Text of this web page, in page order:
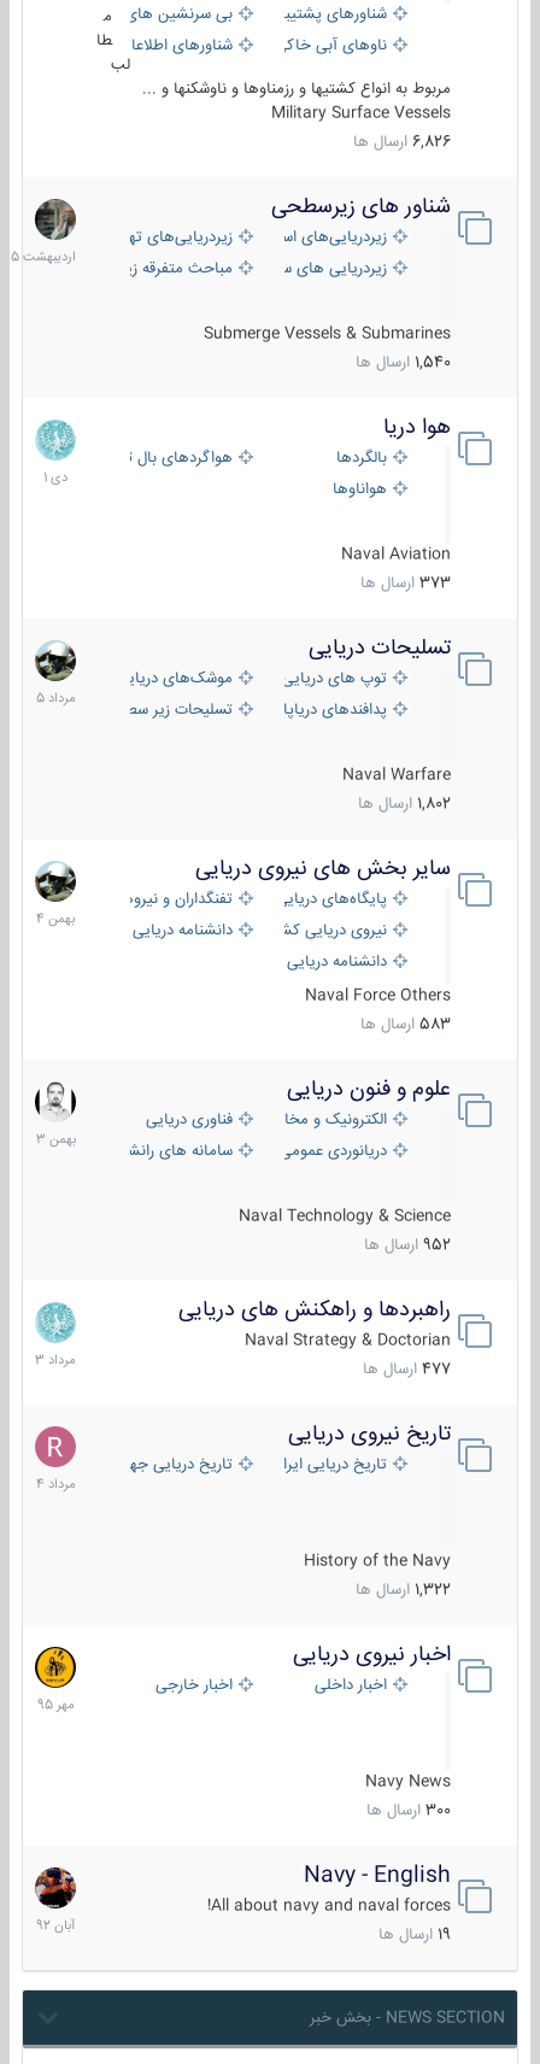
شناورهای پشتیبانی
بی سرنشین های دریایی
ناوهای آبی خاکی و نیروبرشناورهای اطلاعاتی و جاسوسی
طا
لب
مربوط به انواع کشتیها و رزمناوها و ناوشکنها و ...
Military Surface Vessels
6,826 ارسال ها
شناور های زیرسطحی
زیردریایی‌های استراتژیکزیردریایی‌های تهاجمی
زیردریایی های سبک
مباحث متفرقه زیرسطحی
Submerge Vessels & Submarines
1,540 ارسال ها
31
1405
هوا دریا
بالگردها
هواگردهای بال ثابت
هواناوها
Naval Aviation
373 ارسال ها
12
دی
1401
تسلیحات دریایی
توپ های دریایی
موشک‌های دریایی
پدافندهای دریاپایه
تسلیحات زیر سطحی
Naval Warfare
1,802 ارسال ها
2
مرداد
1405
سایر بخش های نیروی دریایی
پایگاه‌های دریایی
تفنگداران و نیروهای ویژه‌ی دریایی
نیروی دریایی کشورهای مختلفدانشنامه دریایی
دانشنامه دریایی کپی
Naval Force Others
583 ارسال ها
22
بهمن
1404
علوم و فنون دریایی
الکترونیک و مخابرات دریاییفناوری دریایی
دریانوردی عمومی
سامانه های رانشی دریایی
Naval Technology & Science
952 ارسال ها
6
بهمن
1403
راهبردها و راهکنش های دریایی
Naval Strategy & Doctorian
477 ارسال ها
2
مرداد
1403
تاریخ نیروی دریایی
تاریخ دریایی ایران تاریخ دریایی جهان
History of the Navy
1,322 ارسال ها
16
مرداد
1404
اخبار نیروی دریایی
اخبار داخلی اخبار خارجی
Navy News
300 ارسال ها
27
مهر
1395
Navy - English
All about navy and naval forces!
ارسال ها
22
آبان
1392
NEWS SECTION - بخش خبر